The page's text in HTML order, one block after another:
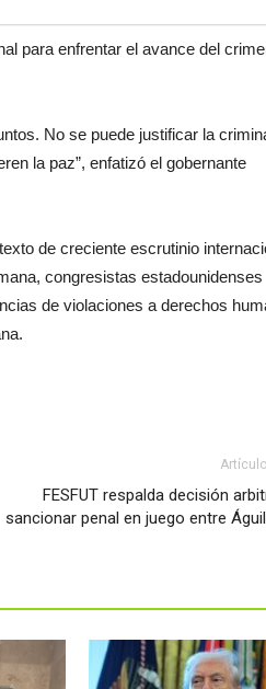
para enfrentar el avance del
No se puede justificar la
la paz”, enfatizó el gobernante
de creciente escrutinio
congresistas estadounidenses
de violaciones a derechos
FESFUT respalda decisión
sancionar penal en juego entre